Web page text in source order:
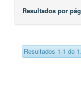
Resultados por
Resultados 1-1 de 1.